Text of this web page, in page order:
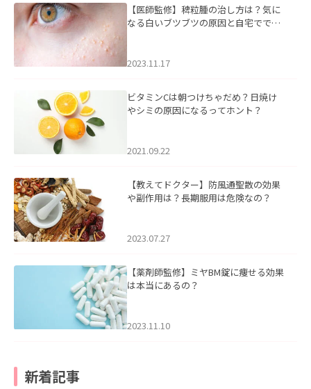
【医師監修】稗粒腫の治し方は？気に
なる白いブツブツの原因と自宅ででき
2023.11.17
ビタミンCは朝つけちゃだめ？日焼け
やシミの原因になるってホント？
2021.09.22
【教えてドクター】防風通聖散の効果
や副作用は？長期服用は危険なの？
2023.07.27
【薬剤師監修】ミヤBM錠に痩せる効果
は本当にあるの？
2023.11.10
新着記事